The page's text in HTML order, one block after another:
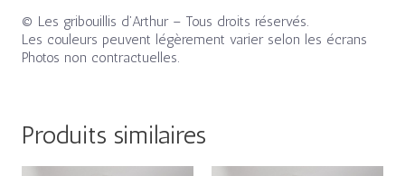
© Les gribouillis d’Arthur – Tous droits réservés.
Les couleurs peuvent légèrement varier selon les écrans
Photos non contractuelles.
Produits similaires